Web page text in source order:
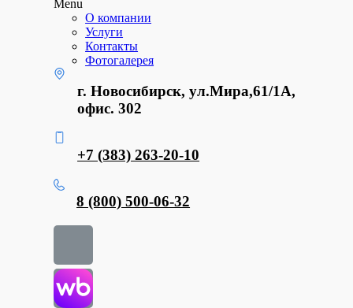
Menu
О компании
Услуги
Контакты
Фотогалерея
г. Новосибирск, ул.Мира,61/1А,
офис. 302
+7 (383) 263-20-10
8 (800) 500-06-32